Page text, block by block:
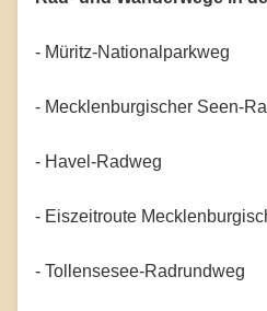
- Müritz-Nationalparkweg
- Mecklenburgischer Seen-
- Havel-Radweg
- Eiszeitroute
- Tollensesee-Radrundweg